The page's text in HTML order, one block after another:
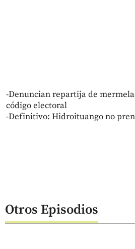
-Denuncian repartija de
código electoral
-Definitivo: Hidroituango no
Otros Episodios